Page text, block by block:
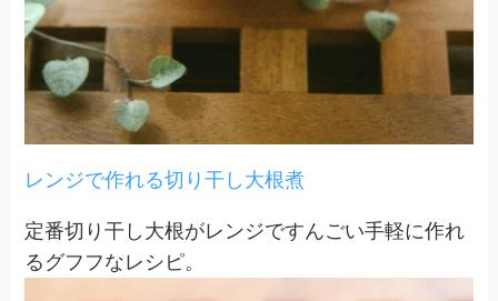
レンジで作れる切り干し大根煮
定番切り干し大根がレンジですんごい手軽に作れ
るグフフなレシピ。